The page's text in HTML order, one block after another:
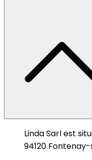
Linda Sarl est
94120